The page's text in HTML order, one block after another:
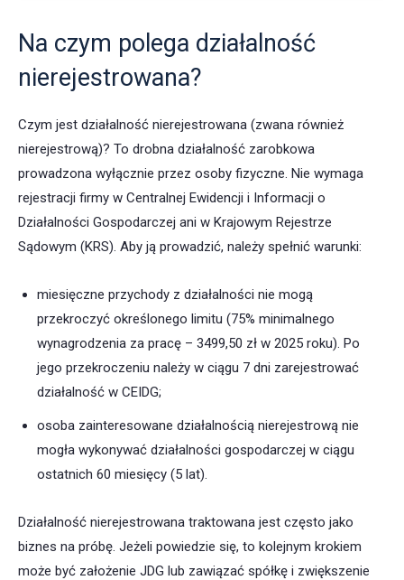
Na czym polega działalność
nierejestrowana?
Czym jest działalność nierejestrowana (zwana również
nierejestrową)? To drobna działalność zarobkowa
prowadzona wyłącznie przez osoby fizyczne. Nie wymaga
rejestracji firmy w Centralnej Ewidencji i Informacji o
Działalności Gospodarczej ani w Krajowym Rejestrze
Sądowym (KRS). Aby ją prowadzić, należy spełnić warunki:
miesięczne przychody z działalności nie mogą
przekroczyć określonego limitu (75% minimalnego
wynagrodzenia za pracę – 3499,50 zł w 2025 roku). Po
jego przekroczeniu należy w ciągu 7 dni zarejestrować
działalność w CEIDG;
osoba zainteresowane działalnością nierejestrową nie
mogła wykonywać działalności gospodarczej w ciągu
ostatnich 60 miesięcy (5 lat).
Działalność nierejestrowana traktowana jest często jako
biznes na próbę. Jeżeli powiedzie się, to kolejnym krokiem
może być założenie JDG lub zawiązać spółkę i zwiększenie